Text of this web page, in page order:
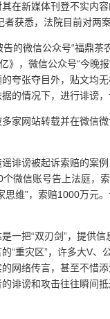
在新媒体刊登不实内
获悉，法院目前对两案
的微信公众号“福鼎茶
》，微信公众号“今晚
夸张夺目外，贴文均
的情况下，进行诽谤
多家网站转载并在微信
诽谤被起诉索赔的案
微信账号告上法庭，
思维”，索赔1000万元
一把“双刃剑”，提供
“重灾区”，许多大V
网络传言，甚至不惜
诽谤和攻击往往瞬间